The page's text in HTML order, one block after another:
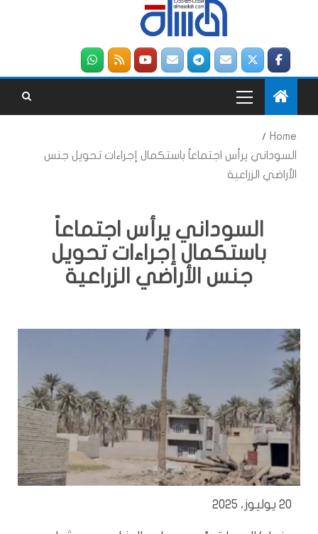
Home
السوداني يرأس اجتماعاً باستكمال إجراءات تحويل جنس
الأراضي الزراعية
السوداني يرأس اجتماعاً
باستكمال إجراءات تحويل
جنس الأراضي الزراعية
20 يوليوز، 2025